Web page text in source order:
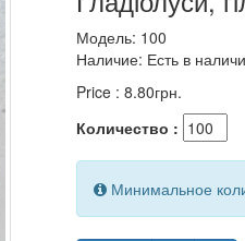
Модель: 100
Наличие: Есть в
Price : 8.80грн.
Количество :
Минимальное